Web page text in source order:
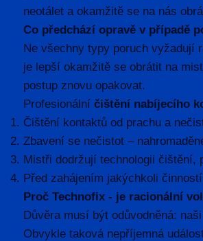
neotálet a okamžitě se na nás
Co předchází opravě v případě
Ne všechny typy poruch vyžadují
je lepší okamžitě se obrátit na
postup znovu opakovat.
Profesionálníčištění nabíjecího
Čištění kontaktů od prachu a
Zbavení se nečistot –
Mistři dodržují technologii čištění,
Před zahájením jakýchkoli
Proč Technofix - je racionální
Důvěra musí být odůvodněná:
Obvykle taková nepříjemná